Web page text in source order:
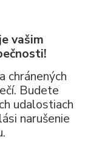
vašim
chránených
Budete
udalostiach
narušenie